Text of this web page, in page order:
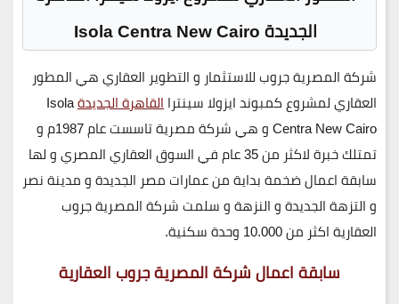
الجديدة Isola Centra New Cairo
شركة المصرية جروب للاستثمار و التطوير العقاري هي المطور
العقاري لمشروعكمبوند ايزولا سينتراالقاهرة الجديدةIsola
CentraNew Cairo و هي شركة مصرية تاسست عام1987م و
تمتلك خبرة لاكثر من35 عام
في السوق العقاري المصري و لها
سابقة اعمال ضخمة بداية من عمارات مصر الجديدة و مدينة نصر
و التزهة الجديدة و النزهة و سلمت شركة المصرية جروب
العقارية اكثر من10.000 وحدة سكنية.
سابقة اعمال شركة المصرية جروب العقارية